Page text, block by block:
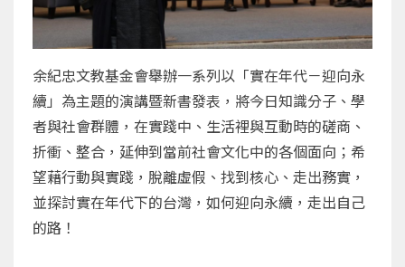
余紀忠文教基金會舉辦一系列以「實在年代－迎向永
續」為主題的演講暨新書發表，將今日知識分子、學
者與社會群體，在實踐中、生活裡與互動時的磋商、
折衝、整合，延伸到當前社會文化中的各個面向；希
望藉行動與實踐，脫離虛假、找到核心、走出務實，
並探討實在年代下的台灣，如何迎向永續，走出自己
的路！